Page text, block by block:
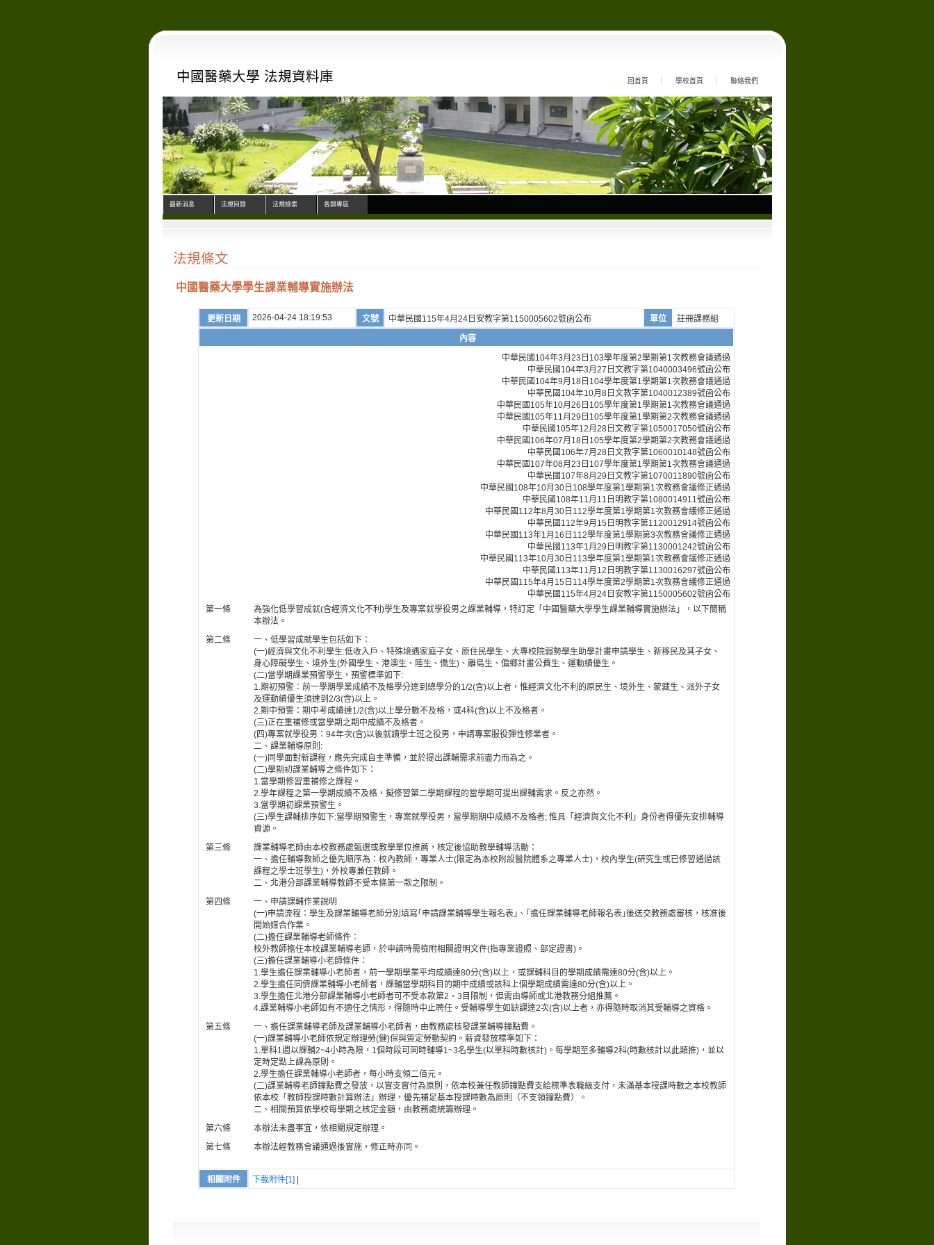
中國醫藥大學 法規資料庫 回首頁 學校首頁 聯絡我們
最新消息 法規目錄 法規檢索 各類專區
法規條文
中國醫藥大學學生課業輔導實施辦法
更新日期 2026-04-24 18:19:53 文號 中華民國115年4月24日安教字第1150005602號函公布 單位
註冊課務組
內容
中華民國104年3月23日103學年度第2學期第1次教務會議通過
中華民國104年3月27日文教字第1040003496號函公布
中華民國104年9月18日104學年度第1學期第1次教務會議通過
中華民國104年10月8日文教字第1040012389號函公布
中華民國105年10月26日105學年度第1學期第1次教務會議通過
中華民國105年11月29日105學年度第1學期第2次教務會議通過
中華民國105年12月28日文教字第1050017050號函公布
中華民國106年07月18日105學年度第2學期第2次教務會議通過
中華民國106年7月28日文教字第1060010148號函公布
中華民國107年08月23日107學年度第1學期第1次教務會議通過
中華民國107年8月29日文教字第1070011890號函公布
中華民國108年10月30日108學年度第1學期第1次教務會議修正通過
中華民國108年11月11日明教字第1080014911號函公布
中華民國112年8月30日112學年度第1學期第1次教務會議修正通過
中華民國112年9月15日明教字第1120012914號函公布
中華民國113年1月16日112學年度第1學期第3次教務會議修正通過
中華民國113年1月29日明教字第1130001242號函公布
中華民國113年10月30日113學年度第1學期第1次教務會議修正通過
中華民國113年11月12日明教字第1130016297號函公布
中華民國115年4月15日114學年度第2學期第1次教務會議修正通過
中華民國115年4月24日安教字第1150005602號函公布
第一條
為強化低學習成就(含經濟文化不利)學生及專案就學役男之課業輔導，特訂定「中國醫藥大學學生課業輔導實施辦法」，以下簡稱
本辦法。
第二條
一、低學習成就學生包括如下：
(一)經濟與文化不利學生:低收入戶、特殊境遇家庭子女、原住民學生、大專校院弱勢學生助學計畫申請學生、新移民及其子女、
身心障礙學生、境外生(外國學生、港澳生、陸生、僑生)、離島生、偏鄉計畫公費生、運動績優生。
(二)當學期課業預警學生，預警標準如下:
1.期初預警：前一學期學業成績不及格學分達到總學分的1/2(含)以上者，惟經濟文化不利的原民生、境外生、蒙藏生、派外子女
及運動績優生須達到2/3(含)以上。
2.期中預警：期中考成績達1/2(含)以上學分數不及格，或4科(含)以上不及格者。
(三)正在重補修或當學期之期中成績不及格者。
(四)專案就學役男：94年次(含)以後就讀學士班之役男，申請專案服役彈性修業者。
二、課業輔導原則:
(一)同學面對新課程，應先完成自主準備，並於提出課輔需求前盡力而為之。
(二)學期初課業輔導之條件如下：
1.當學期修習重補修之課程。
2.學年課程之第一學期成績不及格，擬修習第二學期課程的當學期可提出課輔需求。反之亦然。
3.當學期初課業預警生。
(三)學生課輔排序如下:當學期預警生，專案就學役男，當學期期中成績不及格者; 惟具「經濟與文化不利」身份者得優先安排輔導
資源。
第三條
課業輔導老師由本校教務處甄選或教學單位推薦，核定後協助教學輔導活動：
一、擔任輔導教師之優先順序為：校內教師，專業人士(限定為本校附設醫院體系之專業人士)，校內學生(研究生或已修習通過該
課程之學士班學生)，外校專兼任教師。
二、北港分部課業輔導教師不受本條第一款之限制。
第四條
一、申請課輔作業說明
(一)申請流程：學生及課業輔導老師分別填寫｢申請課業輔導學生報名表｣、｢擔任課業輔導老師報名表｣後送交教務處審核，核准後
開始媒合作業。
(二)擔任課業輔導老師條件：
校外教師擔任本校課業輔導老師，於申請時需檢附相關證明文件(指專業證照、部定證書)。
(三)擔任課業輔導小老師條件：
1.學生擔任課業輔導小老師者，前一學期學業平均成績達80分(含)以上，或課輔科目的學期成績需達80分(含)以上。
2.學生擔任同儕課業輔導小老師者，課輔當學期科目的期中成績或該科上個學期成績需達80分(含)以上。
3.學生擔任北港分部課業輔導小老師者可不受本款第2、3目限制，但需由導師或北港教務分組推薦。
4.課業輔導小老師如有不適任之情形，得隨時中止聘任。受輔導學生如缺課達2次(含)以上者，亦得隨時取消其受輔導之資格。
第五條
一、擔任課業輔導老師及課業輔導小老師者，由教務處核發課業輔導鐘點費。
(一)課業輔導小老師依規定辦理勞(健)保與簽定勞動契約。薪資發放標準如下：
1.單科1週以課輔2~4小時為限，1個時段可同時輔導1~3名學生(以單科時數核計)。每學期至多輔導2科(時數核計以此類推)，並以
定時定點上課為原則。
2.學生擔任課業輔導小老師者，每小時支領二佰元。
(二)課業輔導老師鐘點費之發放，以實支實付為原則，依本校兼任教師鐘點費支給標準表職級支付，未滿基本授課時數之本校教師
依本校「教師授課時數計算辦法」辦理，優先補足基本授課時數為原則（不支領鐘點費）。
二、相關預算依學校每學期之核定金額，由教務處統籌辦理。
第六條
本辦法未盡事宜，依相關規定辦理。
第七條
本辦法經教務會議通過後實施，修正時亦同。
相關附件 下載附件[1]